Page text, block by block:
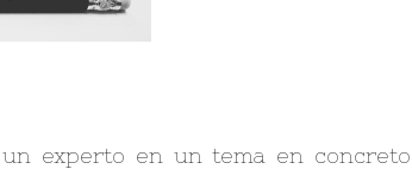
experto en un tema en concreto